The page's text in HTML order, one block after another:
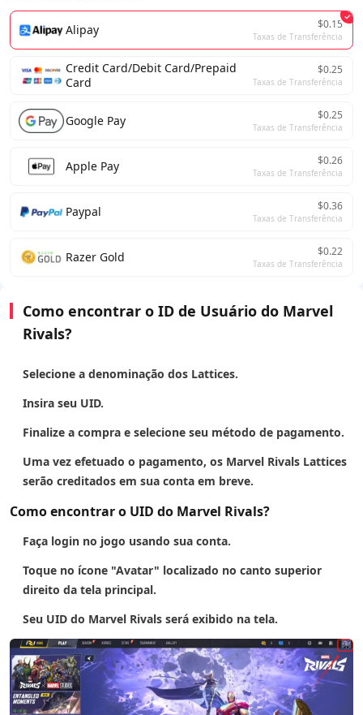
Alipay $0.15
Taxas de Transferência
Credit Card/Debit Card/Prepaid
Card
$0.25
Taxas de Transferência
Google Pay $0.25
Taxas de Transferência
Apple Pay $0.26
Taxas de Transferência
Paypal $0.36
Taxas de Transferência
Razer Gold $0.22
Taxas de Transferência
Como encontrar o ID de Usuário do Marvel
Rivals?
Selecione a denominação dos Lattices.
Insira seu UID.
Finalize a compra e selecione seu método de pagamento.
Uma vez efetuado o pagamento, os Marvel Rivals Lattices
serão creditados em sua conta em breve.
Como encontrar o UID do Marvel Rivals?
Faça login no jogo usando sua conta.
Toque no ícone "Avatar" localizado no canto superior
direito da tela principal.
Seu UID do Marvel Rivals será exibido na tela.